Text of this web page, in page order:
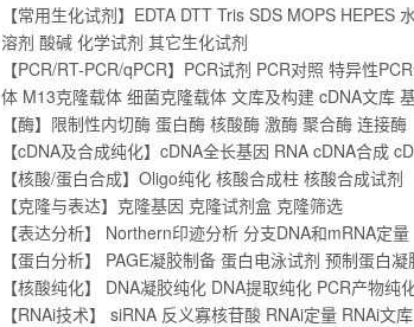
【常用生化试剂】EDTA DTT Tris SDS MOPS
溶剂 酸碱 化学试剂 其它生化试剂
【PCR/RT-PCR/qPCR】PCR试剂 PCR对照 特异性
体 M13克隆载体 细菌克隆载体 文库及构建 cDNA文库
【酶】限制性内切酶 蛋白酶 核酸酶 激酶 聚合酶 连接酶
【cDNA及合成纯化】cDNA全长基因 RNA cDNA合成
【核酸/蛋白合成】Oligo纯化 核酸合成柱 核酸合成试剂
【克隆与表达】克隆基因 克隆试剂盒 克隆筛选
【表达分析】 Northern印迹分析 分支DNA和mRNA定量
【蛋白分析】 PAGE凝胶制备 蛋白电泳试剂 预制蛋白凝
【核酸纯化】 DNA凝胶纯化 DNA提取纯化 PCR产物纯
【RNAi技术】 siRNA 反义寡核苷酸 RNAi定量 RNAi文库